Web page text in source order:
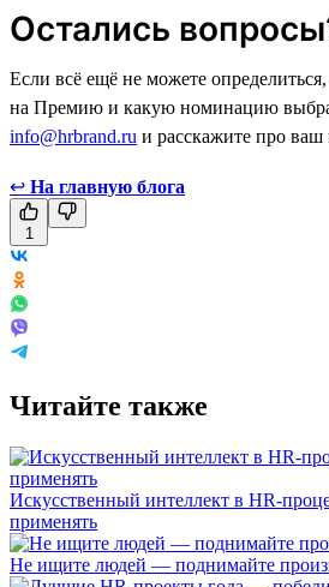
Остались
Если всё ещё не можете
на Премию и какую номинацию
info@hrbrand.ru и расскажите про ваш
↩ На главную блога
1
Читайте также
Искусственный интеллект в HR-
применять
Не ищите людей — поднимайте